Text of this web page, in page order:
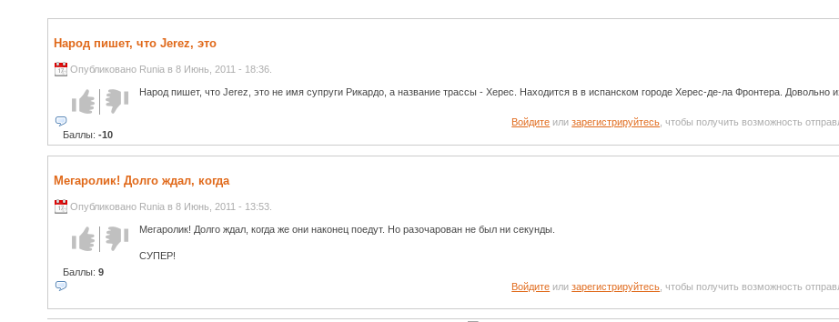
Народ пишет, что Jerez, это
Опубликовано Runia в 8 Июнь, 2011 - 18:36.
Голос за!Голос
против!
Баллы: -10
Народ пишет, что Jerez, это не имя супруги Рикардо, а название трассы - Херес. Находится в в испанском городе Херес-де-ла Фронтера. Довольно
Войдите илизарегистрируйтесь, чтобы получить возможность
Мегаролик! Долго ждал, когда
Опубликовано Runia в 8 Июнь, 2011 - 13:53.
Голос за!Голос
против!
Баллы: 9
Мегаролик! Долго ждал, когда же они наконец поедут. Но разочарован не был ни секунды.
СУПЕР!
Войдите илизарегистрируйтесь , чтобы получить возможность